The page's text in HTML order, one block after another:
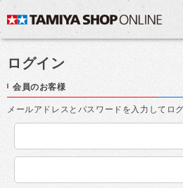
ログイン
会員のお客様
メールアドレスとパスワードを入力してロ